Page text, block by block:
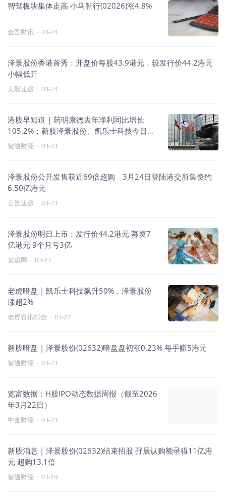
智驾板块集体走高 小马智行(02026)涨4.8%
金吾财讯 · 03-24
泽景股份香港首秀：开盘价每股43.9港元，较发行价44.2港元
小幅低开
美股速递 · 03-24
港股早知道 | 药明康德去年净利同比增长
105.2%；新股泽景股份、凯乐士科技今日挂
牌
智通财经 · 03-23
泽景股份公开发售获近69倍超购 3月24日登陆港交所集资约
6.50亿港元
公告速递 · 03-23
泽景股份明日上市：发行价44.2港元 募资7
亿港元 9个月亏3亿
雷递网 · 03-23
老虎暗盘 | 凯乐士科技飙升50%，泽景股份
涨超2%
老虎资讯综合 · 03-23
新股暗盘 | 泽景股份(02632)暗盘盘初涨0.23% 每手赚5港元
智通财经 · 03-23
览富数据：H股IPO动态数据周报（截至2026
年3月22日）
中金财经 · 03-23
新股消息 | 泽景股份(02632)结束招股 孖展认购额录得11亿港
元 超购13.1倍
智通财经 · 03-19